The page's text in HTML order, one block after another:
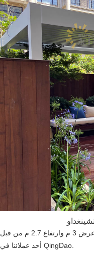
هذه عريشة ذات حجم قياسي بطول 3 م وعرض 3 م وارتفاع 2.7 م من قبل
أحد عملائنا في QingDao.